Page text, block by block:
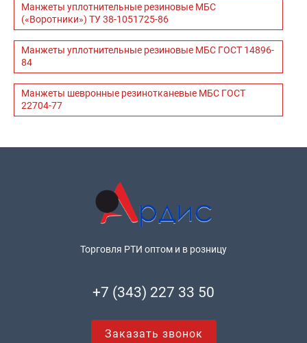
Манжеты уплотнительные резиновые МБС
(«Воротники») ТУ 38-1051725-86
Манжеты уплотнительные резиновые МБС ГОСТ 14896-
84
Манжеты шевронные резинотканевые МБС ГОСТ
22704-77
Торговля РТИ оптом и в розницу
+7 (343) 227 33 50
Заказать звонок